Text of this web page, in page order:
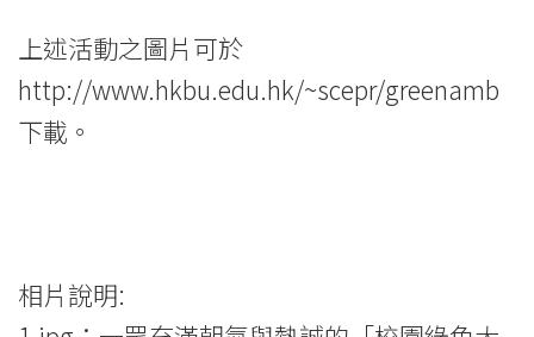
會
大
學
上述活動之圖片可於
http://www.hkbu.edu.hk/~scepr/greenamb
下載。
相片說明: